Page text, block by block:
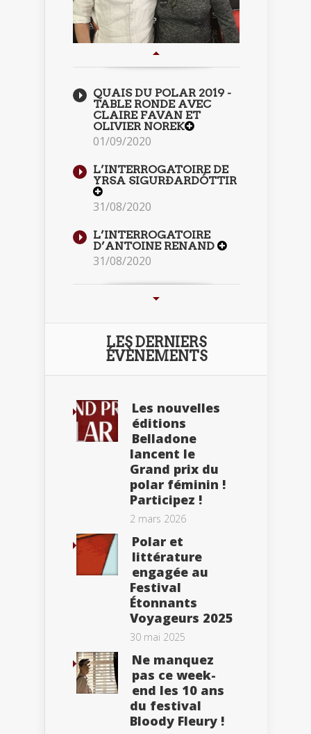
QUAIS DU POLAR 2019 -
TABLE RONDE AVEC
CLAIRE FAVAN ET
OLIVIER NOREK
01/09/2020
L’INTERROGATOIRE DE
YRSA SIGURÐARDÓTTIR
31/08/2020
L’INTERROGATOIRE
D’ANTOINE RENAND
31/08/2020
LES DERNIERS
ÉVÈNEMENTS
Les nouvelles
éditions
Belladone
lancent le
Grand prix du
polar féminin !
Participez !
2 mars 2026
Polar et
littérature
engagée au
Festival
Étonnants
Voyageurs 2025
30 mai 2025
Ne manquez
pas ce week-
end les 10 ans
du festival
Bloody Fleury !